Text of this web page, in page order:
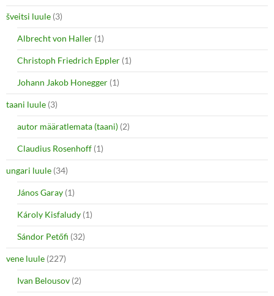
šveitsi luule (3)
Albrecht von Haller (1)
Christoph Friedrich Eppler (1)
Johann Jakob Honegger (1)
taani luule (3)
autor määratlemata (taani) (2)
Claudius Rosenhoff (1)
ungari luule (34)
János Garay (1)
Károly Kisfaludy (1)
Sándor Petőfi (32)
vene luule (227)
Ivan Belousov (2)